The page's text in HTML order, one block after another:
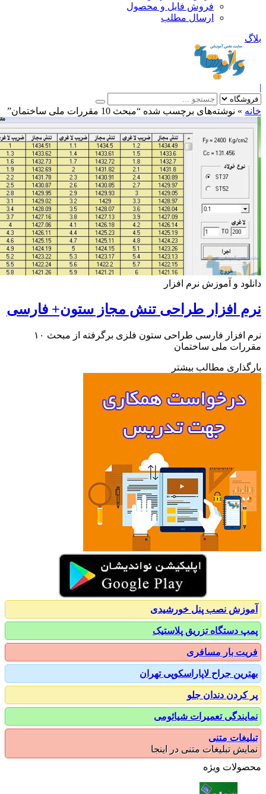
فروش فایل و محصول
ارسال مطلب
»نوشته‌های برچسب شده “مبحث 10 مقررات ملی ساختمان”
و آموزش نرم افزار
افزار طراحی تنش مجاز ستون+ فارسی
نرم افزار فارسی طراحی ستون فلزی برگرفته از مبحث ۱۰
ملی ساختمان
مطالب بیشتر
نصب پنل خورشیدی
دستگاه تزریق پلاستیک
بار مسافری
جراح لاپاراسکوپی تهران
دندان جلو
تعمیرات شیائومی
متنی
تبلیغات متنی در اینجا
ویژه